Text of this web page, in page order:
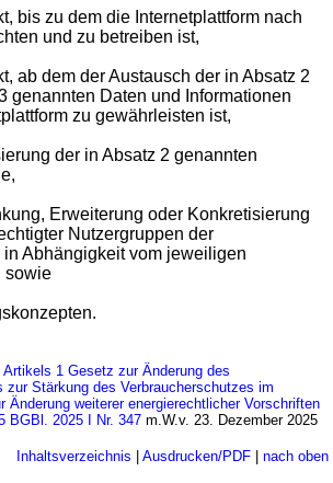
bis zu dem die Internetplattform nach
und zu betreiben ist,
ab dem der Austausch der in Absatz 2
genannten Daten und Informationen
zu gewährleisten ist,
der in Absatz 2 genannten
Erweiterung oder Konkretisierung
Nutzergruppen der
in Abhängigkeit vom jeweiligen
sowie
Artikels 1 Gesetz zur Änderung des
zur Stärkung des Verbraucherschutzes im
Änderung weiterer energierechtlicher Vorschriften
BGBl. 2025 I Nr. 347 m.W.v. 23. Dezember 2025
Inhaltsverzeichnis Ausdrucken/PDF| nach oben